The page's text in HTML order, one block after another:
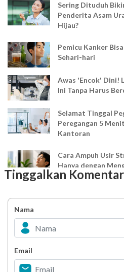
Sering Dituduh
Penderita Asam
Hijau?
Pemicu Kanker
Sehari-hari
Awas 'Encok' Dini!
Ini Tanpa Harus
Selamat Tinggal
Peregangan 5
Kantoran
Cara Ampuh Usir
Hanya dengan
Bahagia dalam
Minuman Manis,
Tinggalkan Komentar
Nama
Email